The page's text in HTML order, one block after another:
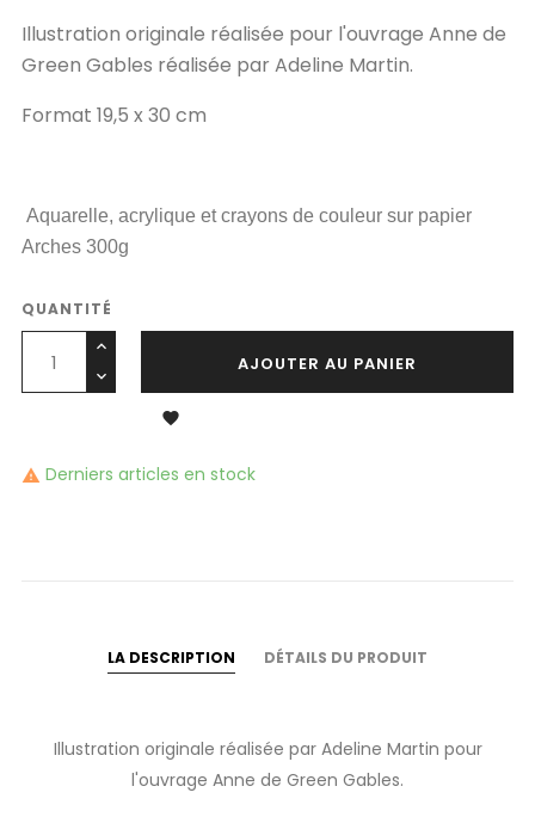
Illustration originale réalisée pour l'ouvrage Anne de
Green Gables réalisée par Adeline Martin.
Format 19,5 x 30 cm
Aquarelle, acrylique et crayons de couleur sur papier
Arches 300g
QUANTITÉ
AJOUTER AU PANIER

 Derniers articles en stock
LA DESCRIPTION DÉTAILS DU PRODUIT
Illustration originale réalisée par Adeline Martin pour
l'ouvrage Anne de Green Gables.